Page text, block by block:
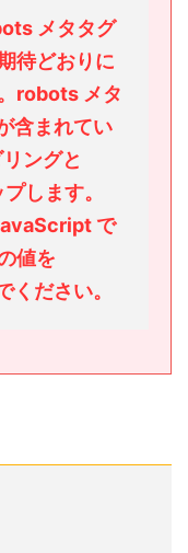
メタタグ
待どおりに
robots メタ
含まれてい
ングと
します。
で
値を
ください。